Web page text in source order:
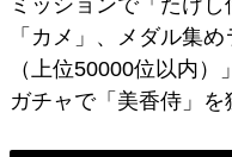
「カメ」、メダル集
（上位50000位以内
ガチャで「美香侍」を